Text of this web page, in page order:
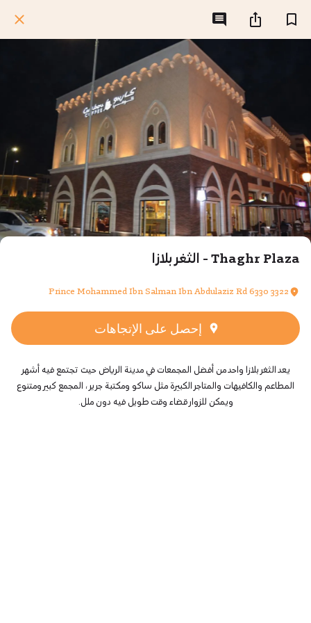
Thaghr Plaza - الثغر بلازا
3322 Prince Mohammed Ibn Salman Ibn Abdulaziz Rd 6330
إحصل على الإتجاهات
يعد الثغر بلازا واحد من أفضل المجمعات في مدينة الرياض حيث تجتمع فيه أشهر
المطاعم والكافيهات والمتاجر الكبيرة مثل ساكو ومكتبة جرير ، المجمع كبير ومتنوع
ويمكن للزوار قضاء وقت طويل فيه دون ملل.